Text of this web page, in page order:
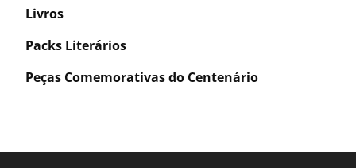
Livros
Packs Literários
Peças Comemorativas do Centenário